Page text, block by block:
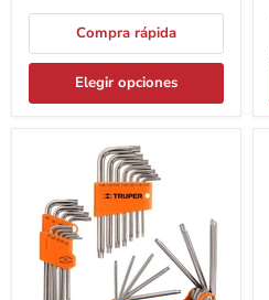
Compra rápida
Elegir opciones